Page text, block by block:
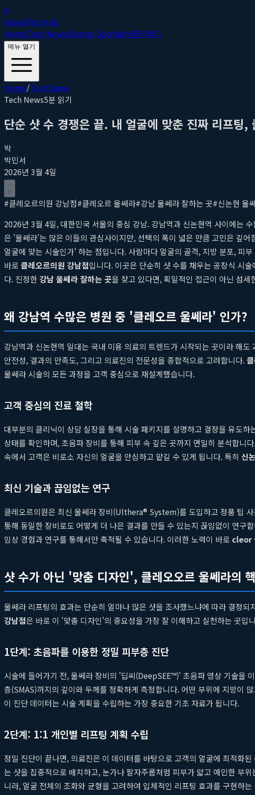
K
KoreaTechHub
HomeTech NewsStartup Spotlight문의하기
메뉴 열기
Home/Tech News
Tech News5분 읽기
단순 샷 수 경쟁은 끝. 내 얼굴에 맞춘 진짜 리프팅,
박
박민서
2026년 3월 4일
0
#클레오르의원 강남점#클레오르 울쎄라#강남 울쎄라 잘하는 곳#신논현 울
2026년 3월 4일, 대한민국 서울의 중심 강남. 강남역과 신논현역 사이에는
은 '울쎄라'는 많은 이들의 관심사이지만, 선택의 폭이 넓은 만큼 고민은 깊
얼굴에 맞는 시술인가' 하는 점입니다. 사람마다 얼굴의 골격, 지방 분포, 피
바로 클레오르의원 강남점입니다. 이곳은 단순히 샷 수를 채우는 공장식 시
다. 진정한 강남 울쎄라 잘하는 곳을 찾고 있다면, 획일적인 접근이 아닌 섬
왜 강남역 수많은 병원 중 '클레오르 울쎄라' 인가?
강남역과 신논현역 일대는 국내 미용 의료의 트렌드가 시작되는 곳이라 해
안전성, 결과의 만족도, 그리고 의료진의 전문성을 종합적으로 고려합니다.
울쎄라 시술의 모든 과정을 고객 중심으로 재설계했습니다.
고객 중심의 진료 철학
대부분의 클리닉이 상담 실장을 통해 시술 패키지를 설명하고 결정을 유도
상태를 확인하며, 초음파 장비를 통해 피부 속 깊은 곳까지 면밀히 분석합니
속에서 고객은 비로소 자신의 얼굴을 안심하고 맡길 수 있게 됩니다. 특히 신
최신 기술과 끊임없는 연구
클레오르의원은 최신 울쎄라 장비(Ulthera® System)를 도입하고 정품 팁
통해 동일한 장비로도 어떻게 더 나은 결과를 만들 수 있는지 끊임없이 연구
임상 경험과 연구를 통해서만 축적될 수 있습니다. 이러한 노력이 바로 cleor
샷 수가 아닌 '맞춤 디자인', 클레오오르 울쎄라의
울쎄라 리프팅의 효과는 단순히 얼마나 많은 샷을 조사했느냐에 따라 결정
강남점은 바로 이 '맞춤 디자인'의 중요성을 가장 잘 이해하고 실천하는 곳입
1단계: 초음파를 이용한 정밀 피부층 진단
시술에 들어가기 전, 울쎄라 장비의 '딥씨(DeepSEE™)' 초음파 영상 기술을
층(SMAS)까지의 깊이와 두께를 정확하게 측정합니다. 어떤 부위에 지방이
이 진단 데이터는 시술 계획을 수립하는 가장 중요한 기초 자료가 됩니다.
2단계: 1:1 개인별 리프팅 계획 수립
정밀 진단이 끝나면, 의료진은 이 데이터를 바탕으로 고객의 얼굴에 최적화
는 샷을 집중적으로 배치하고, 눈가나 팔자주름처럼 피부가 얇고 예민한 부
니라, 얼굴 전체의 조화와 균형을 고려하여 입체적인 리프팅 효과를 구현하